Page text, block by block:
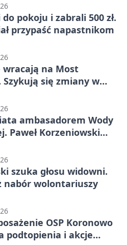
pokoju i zabrali 500 zł.
przypaść napastnikom
wracają na Most
Szykują się zmiany w
ambasadorem Wody
Paweł Korzeniowski
szuka głosu widowni.
nabór wolontariuszy
OSP Koronowo
podtopienia i akcje